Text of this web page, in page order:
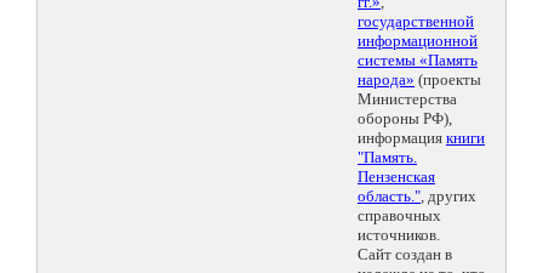
государственной
информационной
системы «Память
народа» (проекты
Министерства
обороны РФ),
информация книги
"Память.
Пензенская
область.", других
справочных
источников.
Сайт создан в